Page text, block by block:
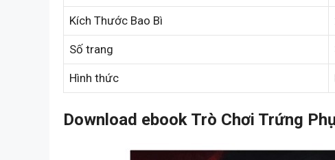
Kích Thước Bao Bì
Số trang
Hình thức
Download ebook Trò Chơi Trứng